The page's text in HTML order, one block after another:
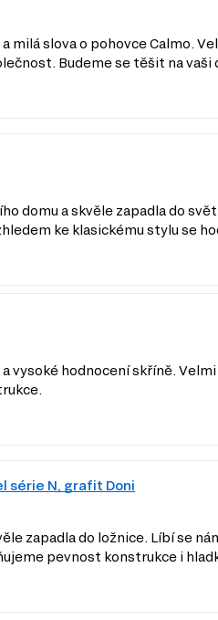
milá slova o pohovce Calmo.
Budeme se těšit na
domu a skvěle zapadla do
ke klasickému stylu se
vysoké hodnocení skříně.
série N, grafit Doni
zapadla do ložnice. Líbí se
pevnost konstrukce i